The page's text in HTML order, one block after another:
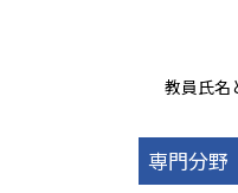
教員氏名
専門分野